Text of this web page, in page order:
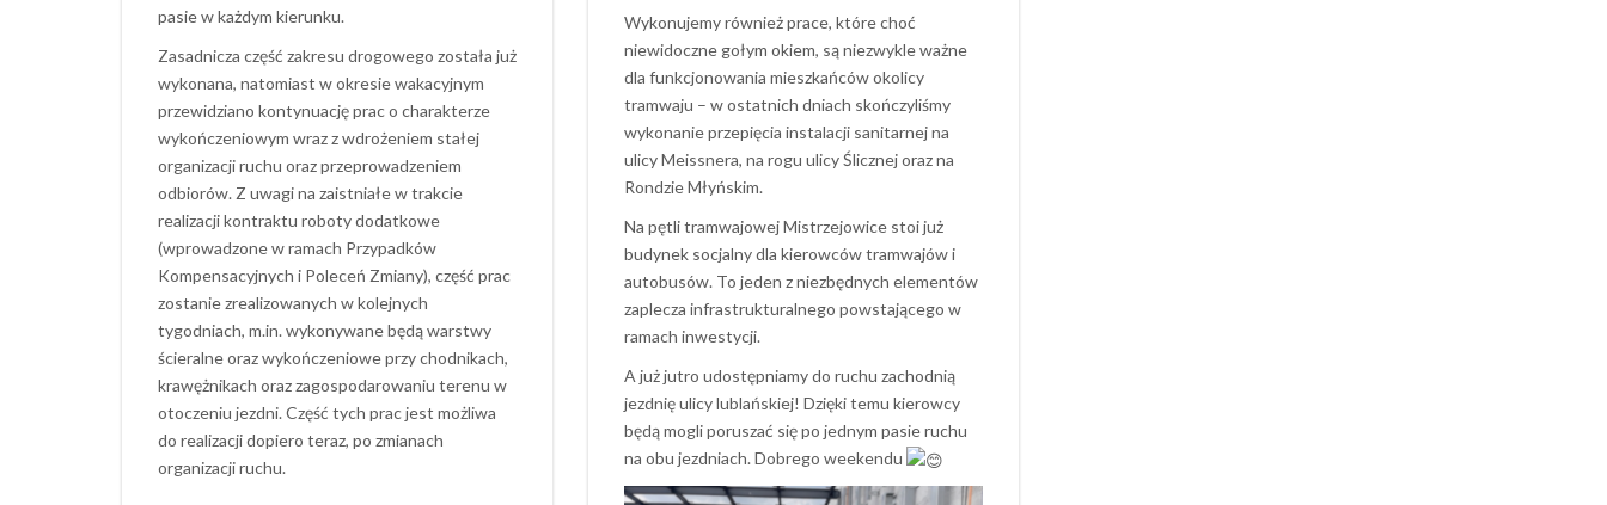
pasie w każdym kierunku.
Zasadnicza część zakresu drogowego została już
wykonana, natomiast w okresie wakacyjnym
przewidziano kontynuację prac o charakterze
wykończeniowym wraz z wdrożeniem stałej
organizacji ruchu oraz przeprowadzeniem
odbiorów. Z uwagi na zaistniałe w trakcie
realizacji kontraktu roboty dodatkowe
(wprowadzone w ramach Przypadków
Kompensacyjnych i Poleceń Zmiany), część prac
zostanie zrealizowanych w kolejnych
tygodniach, m.in. wykonywane będą warstwy
ścieralne oraz wykończeniowe przy chodnikach,
krawężnikach oraz zagospodarowaniu terenu w
otoczeniu jezdni. Część tych prac jest możliwa
do realizacji dopiero teraz, po zmianach
organizacji ruchu.
Wykonujemy również prace, które choć
niewidoczne gołym okiem, są niezwykle ważne
dla funkcjonowania mieszkańców okolicy
tramwaju – w ostatnich dniach skończyliśmy
wykonanie przepięcia instalacji sanitarnej na
ulicy Meissnera, na rogu ulicy Ślicznej oraz na
Rondzie Młyńskim.
Na pętli tramwajowej Mistrzejowice stoi już
budynek socjalny dla kierowców tramwajów i
autobusów. To jeden z niezbędnych elementów
zaplecza infrastrukturalnego powstającego w
ramach inwestycji.
A już jutro udostępniamy do ruchu zachodnią
jezdnię ulicy lublańskiej! Dzięki temu kierowcy
będą mogli poruszać się po jednym pasie ruchu
na obu jezdniach. Dobrego weekendu